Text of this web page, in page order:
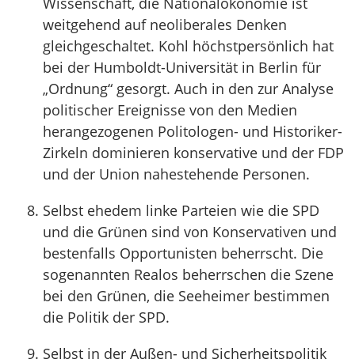
weitgehend auf neoliberales Denken
gleichgeschaltet. Kohl höchstpersönlich hat
bei der Humboldt-Universität in Berlin für
„Ordnung“ gesorgt. Auch in den zur Analyse
politischer Ereignisse von den Medien
herangezogenen Politologen- und Historiker-
Zirkeln dominieren konservative und der FDP
und der Union nahestehende Personen.
Selbst ehedem linke Parteien wie die SPD
und die Grünen sind von Konservativen und
bestenfalls Opportunisten beherrscht. Die
sogenannten Realos beherrschen die Szene
bei den Grünen, die Seeheimer bestimmen
die Politik der SPD.
Selbst in der Außen- und Sicherheitspolitik